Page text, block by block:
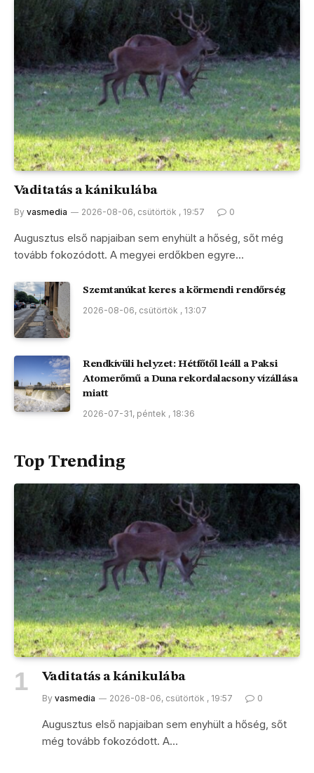
Vaditatás a kánikulába
By vasmedia 2026-08-06, csütörtök , 19:57 0
Augusztus első napjaiban sem enyhült a hőség, sőt még
tovább fokozódott. A megyei erdőkben egyre…
Szemtanúkat keres a körmendi rendőrség
2026-08-06, csütörtök , 13:07
Rendkívüli helyzet: Hétfőtől leáll a Paksi
Atomerőmű a Duna rekordalacsony vízállása
miatt
2026-07-31, péntek , 18:36
Top Trending
Vaditatás a kánikulába
By vasmedia 2026-08-06, csütörtök , 19:57 0
Augusztus első napjaiban sem enyhült a hőség, sőt
még tovább fokozódott. A…